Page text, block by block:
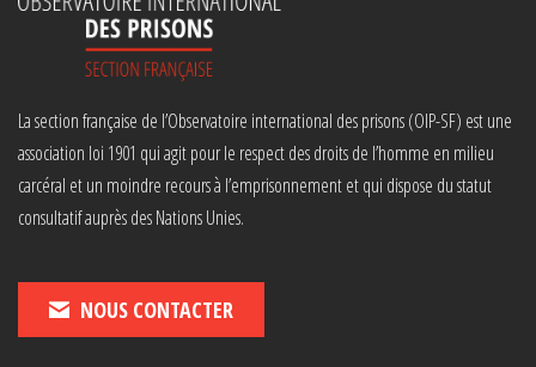
La section française de l’Observatoire international des prisons (OIP-SF) est une
association loi 1901 qui agit pour le respect des droits de l’homme en milieu
carcéral et un moindre recours à l’emprisonnement et qui dispose du statut
consultatif auprès des Nations Unies.
NOUS CONTACTER